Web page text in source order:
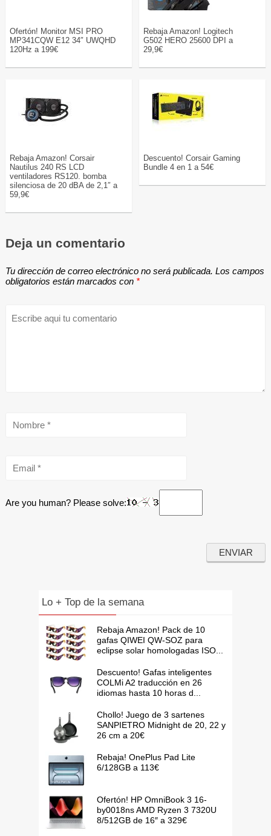
Ofertón! Monitor MSI PRO
MP341CQW E12 34″ UWQHD
120Hz a 199€
Rebaja Amazon! Logitech
G502 HERO 25600 DPI a
29,9€
Rebaja Amazon! Corsair
Nautilus 240 RS LCD
ventiladores RS120. bomba
silenciosa de 20 dBA de 2,1″ a
59,9€
Descuento! Corsair Gaming
Bundle 4 en 1 a 54€
Deja un comentario
Tu dirección de correo electrónico no será publicada. Los campos
obligatorios están marcados con *
Are you human? Please solve:
Lo + Top de la semana
Rebaja Amazon! Pack de 10
gafas QIWEI QW-SOZ para
eclipse solar homologadas ISO...
Descuento! Gafas inteligentes
COLMi A2 traducción en 26
idiomas hasta 10 horas d...
Chollo! Juego de 3 sartenes
SANPIETRO Midnight de 20, 22 y
26 cm a 20€
Rebaja! OnePlus Pad Lite
6/128GB a 113€
Ofertón! HP OmniBook 3 16-
by0018ns AMD Ryzen 3 7320U
8/512GB de 16″ a 329€